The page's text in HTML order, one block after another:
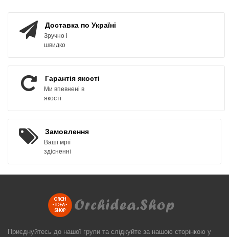
Доставка по Україні
Зручно і
швидко
Гарантія якості
Ми впевнені в
якості
Замовлення
Ваші мрії
здісненні
Приєднуйтесь до нашої групи та слідкуйте за нашою сторінкою у